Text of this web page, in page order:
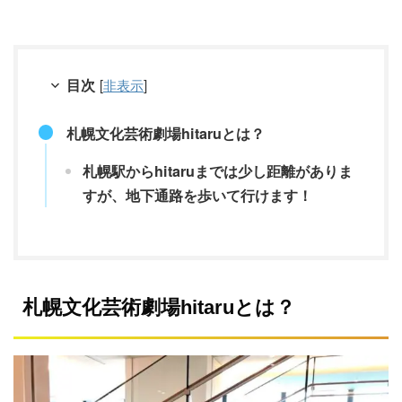
目次 [非表示]
札幌文化芸術劇場hitaruとは？
札幌駅からhitaruまでは少し距離がありま
すが、地下通路を歩いて行けます！
札幌文化芸術劇場hitaruとは？